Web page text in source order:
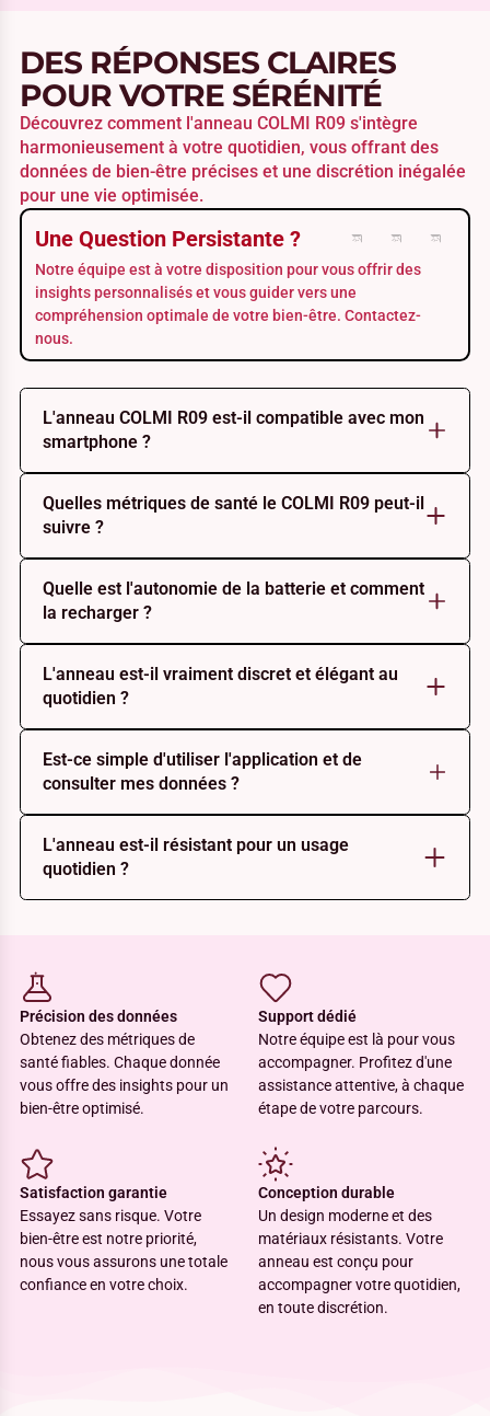
DES RÉPONSES CLAIRES
POUR VOTRE SÉRÉNITÉ
Découvrez comment l'anneau COLMI R09 s'intègre
harmonieusement à votre quotidien, vous offrant des
données de bien-être précises et une discrétion inégalée
pour une vie optimisée.
Une Question Persistante ?
Notre équipe est à votre disposition pour vous offrir des
insights personnalisés et vous guider vers une
compréhension optimale de votre bien-être. Contactez-
nous.
L'anneau COLMI R09 est-il compatible avec mon
smartphone ?
Quelles métriques de santé le COLMI R09 peut-il
suivre ?
Quelle est l'autonomie de la batterie et comment
la recharger ?
L'anneau est-il vraiment discret et élégant au
quotidien ?
Est-ce simple d'utiliser l'application et de
consulter mes données ?
L'anneau est-il résistant pour un usage
quotidien ?
Précision des données
Obtenez des métriques de
santé fiables. Chaque donnée
vous offre des insights pour un
bien-être optimisé.
Support dédié
Notre équipe est là pour vous
accompagner. Profitez d'une
assistance attentive, à chaque
étape de votre parcours.
Satisfaction garantie
Essayez sans risque. Votre
bien-être est notre priorité,
nous vous assurons une totale
confiance en votre choix.
Conception durable
Un design moderne et des
matériaux résistants. Votre
anneau est conçu pour
accompagner votre quotidien,
en toute discrétion.